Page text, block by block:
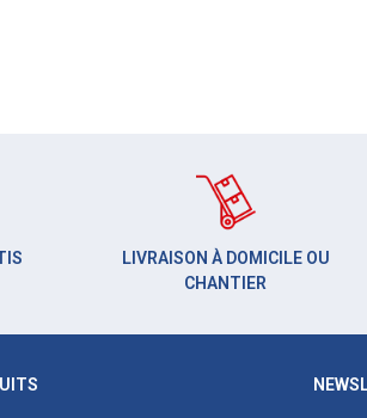
LIVRAISON À DOMICILE OU
CHANTIER